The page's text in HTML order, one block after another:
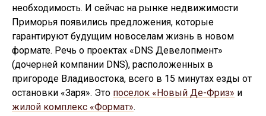
необходимость. И сейчас на рынке недвижимости
Приморья появились предложения, которые
гарантируют будущим новоселам жизнь в новом
формате. Речь о проектах «DNS Девелопмент»
(дочерней компании DNS), расположенных в
пригороде Владивостока, всего в 15 минутах езды от
остановки «Заря». Это поселок «Новый Де-Фриз» и
жилой комплекс «Формат».